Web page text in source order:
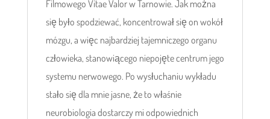
Filmowego Vitae Valor w Tarnowie. Jak można
się było spodziewać, koncentrował się on wokół
mózgu, a więc najbardziej tajemniczego organu
człowieka, stanowiącego niepojęte centrum jego
systemu nerwowego. Po wysłuchaniu wykładu
stało się dla mnie jasne, że to właśnie
neurobiologia dostarczy mi odpowiednich